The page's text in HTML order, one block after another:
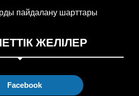
пайдалану шарттары
ЖЕЛІЛЕР
Facebook